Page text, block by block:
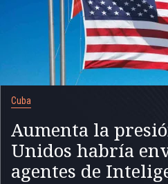
Cuba
Aumenta la
Unidos habría
agentes de